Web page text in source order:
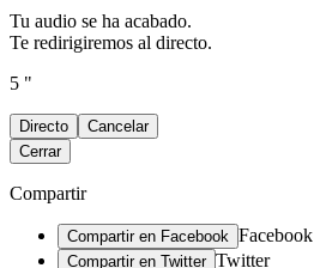
Tu audio se ha acabado.
Te redirigiremos al directo.
5 "
Directo
Cancelar
Cerrar
Compartir
Compartir en Facebook Facebook
Compartir en Twitter Twitter